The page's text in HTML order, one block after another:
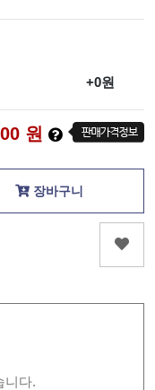
+0원
원
장바구니
니다.